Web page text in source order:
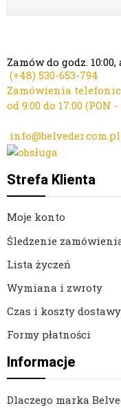
Zamów do godz.
(+48) 530-653-794
Zamówienia
od 9:00 do 17:00 (PON
info@belveder.com.pl
Strefa Klienta
Moje konto
Śledzenie
Lista życzeń
Wymiana i zwroty
Czas i koszty dostawy
Formy płatności
Informacje
Dlaczego marka